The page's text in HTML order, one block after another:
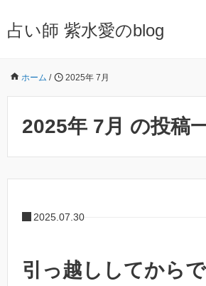
占い師 紫水愛のblog
ホーム / 2025年 7月
2025年 7月 の投稿
2025.07.30
引っ越ししてから